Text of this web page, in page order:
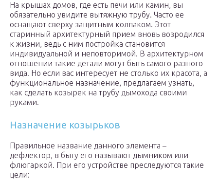
На крышах домов, где есть печи или камин, вы
обязательно увидите вытяжную трубу. Часто ее
оснащают сверху защитным колпаком. Этот
старинный архитектурный прием вновь возродился
к жизни, ведь с ним постройка становится
индивидуальной и неповторимой. В архитектурном
отношении такие детали могут быть самого разного
вида. Но если вас интересует не столько их красота, а
функциональное назначение, предлагаем узнать,
как сделать козырек на трубу дымохода своими
руками.
Назначение козырьков
Правильное название данного элемента –
дефлектор, в быту его называют дымником или
флюгаркой. При его устройстве преследуются такие
цели: